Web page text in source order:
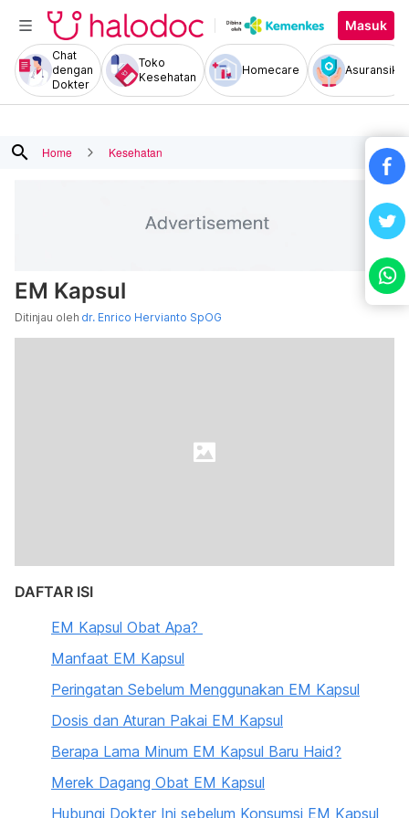
Masuk
Chat
dengan
Dokter
Toko
Kesehatan
Homecare Asuransiku
search Home Kesehatan
EM Kapsul
Ditinjau oleh dr. Enrico Hervianto SpOG
DAFTAR ISI
EM Kapsul Obat Apa?
Manfaat EM Kapsul
Peringatan Sebelum Menggunakan EM Kapsul
Dosis dan Aturan Pakai EM Kapsul
Berapa Lama Minum EM Kapsul Baru Haid?
Merek Dagang Obat EM Kapsul
Hubungi Dokter Ini sebelum Konsumsi EM Kapsul